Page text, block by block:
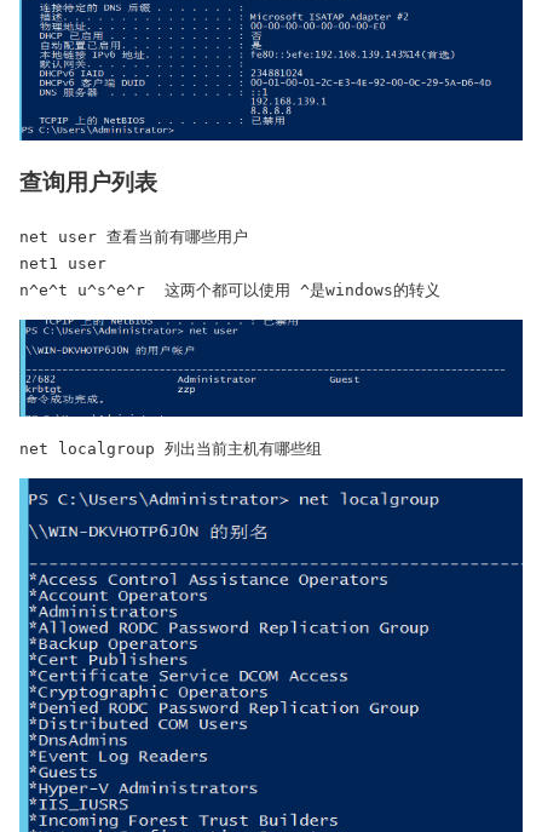
查询用户列表
net user 查看当前有哪些用户
net1 user
n^e^t u^s^e^r  这两个都可以使用 ^是windows的转义
net localgroup 列出当前主机有哪些组